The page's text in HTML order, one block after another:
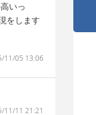
いっ
をします
11/05 13:06
11/11 21:21